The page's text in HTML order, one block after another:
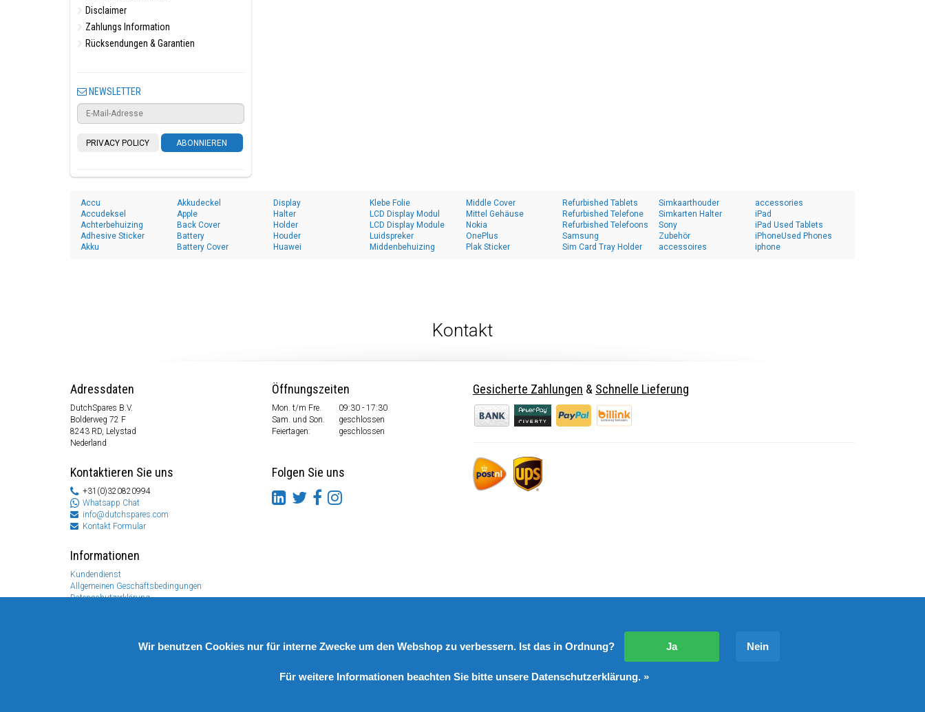
Disclaimer
Zahlungs Information
Rücksendungen & Garantien
NEWSLETTER
PRIVACY POLICY ABONNIEREN
Accu
Accudeksel
Achterbehuizing
Adhesive Sticker
Akku
Akkudeckel
Apple
Back Cover
Battery
Battery Cover
Display
Halter
Holder
Houder
Huawei
Klebe Folie
LCD Display Modul
LCD Display Module
Luidspreker
Middenbehuizing
Middle Cover
Mittel Gehäuse
Nokia
OnePlus
Plak Sticker
Refurbished Tablets
Refurbished Telefone
Refurbished Telefoons
Samsung
Sim Card Tray Holder
Simkaarthouder
Simkarten Halter
Sony
Zubehör
accessoires
accessories
iPad
iPad Used Tablets
iPhoneUsed Phones
iphone
Kontakt
Adressdaten
DutchSpares B.V.
Bolderweg 72 F
8243 RD, Lelystad
Nederland
Kontaktieren Sie uns
+31(0)320820994
Whatsapp Chat
info@dutchspares.com
Kontakt Formular
Informationen
Kundendienst
Allgemeinen Geschäftsbedingungen
Datenschutzerklärung
Öffnungszeiten
Mon. t/m Fre.
09:30 - 17:30
Sam. und Son.
geschlossen
Feiertagen:
geschlossen
Folgen Sie uns
Gesicherte Zahlungen & Schnelle Lieferung
© Copyright 2026 DutchSpares B.V. - Design byWebdinge.nl
Wir benutzen Cookies nur für interne Zwecke um den Webshop zu verbessern. Ist das in Ordnung? Ja Nein
Für weitere Informationen beachten Sie bitte unsere Datenschutzerklärung. »